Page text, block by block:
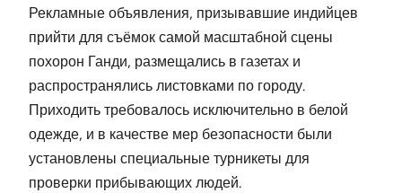
Рекламные объявления, призывавшие индийцев
прийти для съёмок самой масштабной сцены
похорон Ганди, размещались в газетах и
распространялись листовками по городу.
Приходить требовалось исключительно в белой
одежде, и в качестве мер безопасности были
установлены специальные турникеты для
проверки прибывающих людей.